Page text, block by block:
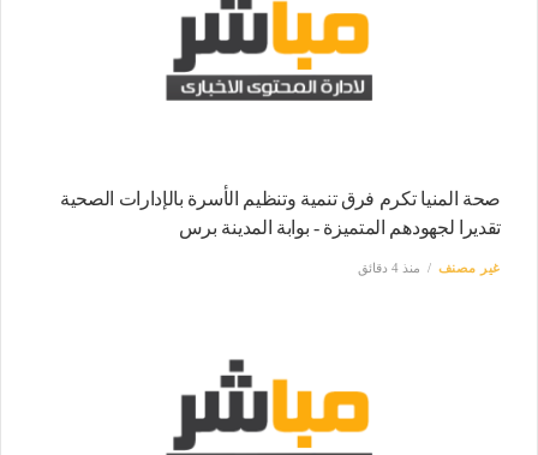
صحة المنيا تكرم فرق تنمية وتنظيم الأسرة بالإدارات الصحية
تقديرا لجهودهم المتميزة - بوابة المدينة برس
غير مصنف منذ 4 دقائق